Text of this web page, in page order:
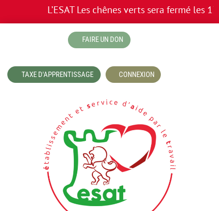
L’ESAT Les chênes verts sera fermé les
FAIRE UN DON
TAXE D'APPRENTISSAGE CONNEXION